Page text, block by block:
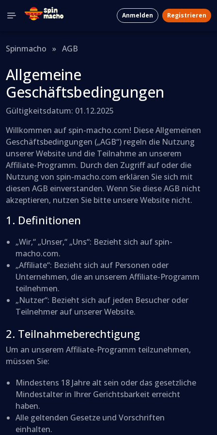
Anmelden Registrieren
Spinmacho » AGB
Allgemeine
Geschäftsbedingungen
Gültigkeitsdatum: 01.12.2025
Willkommen auf spin-macho.com! Diese Allgemeinen
Geschäftsbedingungen („AGB“) regeln die Nutzung
unserer Website und die Teilnahme an unserem
Affiliate-Programm. Durch den Zugriff auf oder die
Nutzung von spin-macho.com erklären Sie sich mit
diesen AGB einverstanden. Wenn Sie diese AGB nicht
akzeptieren, nutzen Sie bitte unsere Website nicht.
1. Definitionen
„Wir,“ „Unser,“ „Uns“: Bezieht sich auf spin-
macho.com.
„Affiliate“: Bezieht sich auf Personen oder
Unternehmen, die an unserem Affiliate-Programm
teilnehmen.
„Nutzer“: Bezieht sich auf jeden Besucher oder
Teilnehmer auf unserer Website.
2. Teilnahmeberechtigung
Um an unserem Affiliate-Programm teilzunehmen,
müssen Sie:
Mindestens 18 Jahre alt sein oder das gesetzliche
Mindestalter in Ihrer Gerichtsbarkeit erreicht
haben.
Alle geltenden Gesetze und Vorschriften
einhalten.